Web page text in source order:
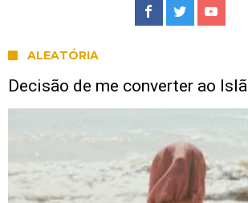
ALEATÓRIA
Decisão de me converter ao Islã